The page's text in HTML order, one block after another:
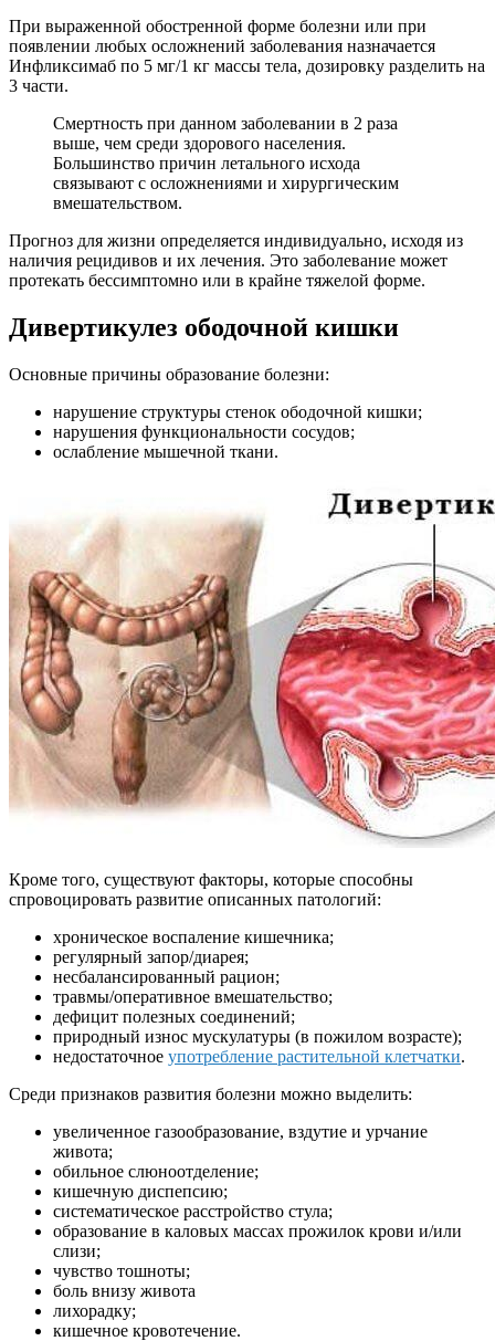
При выраженной обостренной форме болезни или при
появлении любых осложнений заболевания назначается
Инфликсимаб по 5 мг/1 кг массы тела, дозировку разделить на
3 части.
Смертность при данном заболевании в 2 раза
выше, чем среди здорового населения.
Большинство причин летального исхода
связывают с осложнениями и хирургическим
вмешательством.
Прогноз для жизни определяется индивидуально, исходя из
наличия рецидивов и их лечения. Это заболевание может
протекать бессимптомно или в крайне тяжелой форме.
Дивертикулез ободочной кишки
Основные причины образование болезни:
нарушение структуры стенок ободочной кишки;
нарушения функциональности сосудов;
ослабление мышечной ткани.
Кроме того, существуют факторы, которые способны
спровоцировать развитие описанных патологий:
хроническое воспаление кишечника;
регулярный запор/диарея;
несбалансированный рацион;
травмы/оперативное вмешательство;
дефицит полезных соединений;
природный износ мускулатуры (в пожилом возрасте);
недостаточное употребление растительной клетчатки.
Среди признаков развития болезни можно выделить:
увеличенное газообразование, вздутие и урчание
живота;
обильное слюноотделение;
кишечную диспепсию;
систематическое расстройство стула;
образование в каловых массах прожилок крови и/или
слизи;
чувство тошноты;
боль внизу живота
лихорадку;
кишечное кровотечение.